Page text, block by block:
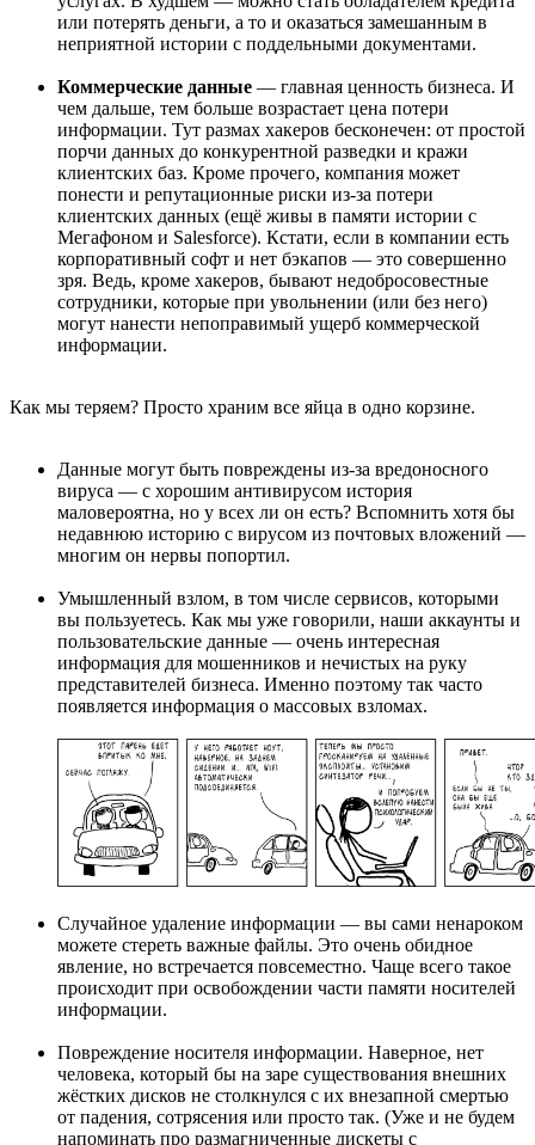
или потерять деньги, а то и оказаться замешанным в
неприятной истории с поддельными документами.
Коммерческие данные — главная ценность бизнеса. И
чем дальше, тем больше возрастает цена потери
информации. Тут размах хакеров бесконечен: от простой
порчи данных до конкурентной разведки и кражи
клиентских баз. Кроме прочего, компания может
понести и репутационные риски из-за потери
клиентских данных (ещё живы в памяти истории с
Мегафоном и Salesforce). Кстати, если в компании есть
корпоративный софт и нет бэкапов — это совершенно
зря. Ведь, кроме хакеров, бывают недобросовестные
сотрудники, которые при увольнении (или без него)
могут нанести непоправимый ущерб коммерческой
информации.
Как мы теряем? Просто храним все яйца в одно корзине.
Данные могут быть повреждены из-за вредоносного
вируса — с хорошим антивирусом история
маловероятна, но у всех ли он есть? Вспомнить хотя бы
недавнюю историю с вирусом из почтовых вложений —
многим он нервы попортил.
Умышленный взлом, в том числе сервисов, которыми
вы пользуетесь. Как мы уже говорили, наши аккаунты и
пользовательские данные — очень интересная
информация для мошенников и нечистых на руку
представителей бизнеса. Именно поэтому так часто
появляется информация о массовых взломах.
Случайное удаление информации — вы сами ненароком
можете стереть важные файлы. Это очень обидное
явление, но встречается повсеместно. Чаще всего такое
происходит при освобождении части памяти носителей
информации.
Повреждение носителя информации. Наверное, нет
человека, который бы на заре существования внешних
жёстких дисков не столкнулся с их внезапной смертью
от падения, сотрясения или просто так. (Уже и не будем
напоминать про размагниченные дискеты с